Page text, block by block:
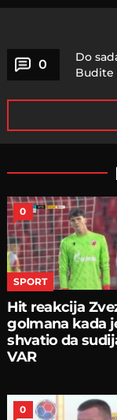
0
Do
Budite
0
SPORT
Hit reakcija
golmana kada
shvatio da
VAR
0